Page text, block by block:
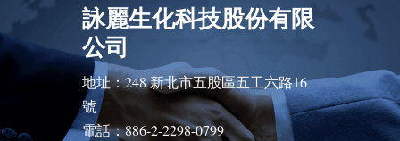
詠麗生化科技股份有限
公司
地址：248 新北市五股區五工六路16
號
電話：886-2-2298-0799